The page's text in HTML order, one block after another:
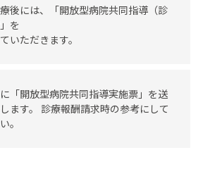
後には、「開放型病院共同指導（診
を
いただきます。
「開放型病院共同指導実施票」を送
ます。 診療報酬請求時の参考にして
。